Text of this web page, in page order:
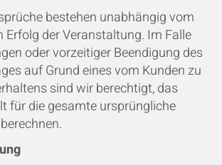
bestehen unabhängig vom
der Veranstaltung. Im Falle
oder vorzeitiger Beendigung des
auf Grund eines vom Kunden zu
sind wir berechtigt, das
für die gesamte ursprüngliche